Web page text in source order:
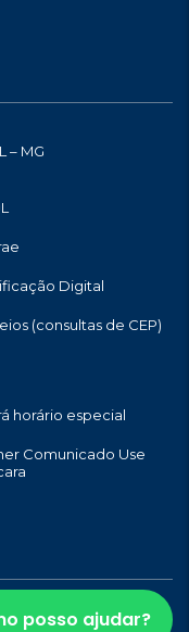
– MG
Digital
(consultas de CEP)
horário especial
Comunicado Use
os direitos reservados |
posso ajudar?